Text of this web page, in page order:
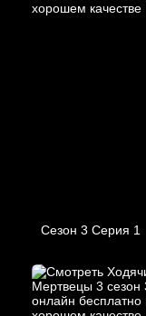
Сезон 3 Серия 1